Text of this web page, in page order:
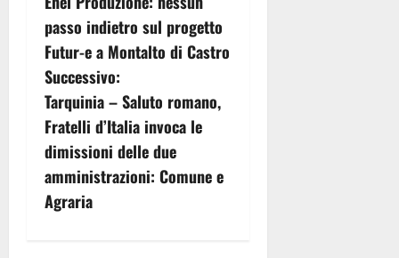
a
v
i
g
a
z
passo indietro sul progetto
Futur-e a Montalto di Castro
Successivo:
Tarquinia – Saluto romano,
Fratelli d’Italia invoca le
dimissioni delle due
amministrazioni: Comune e
Agraria